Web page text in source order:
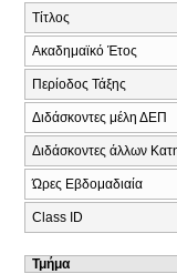
Τίτλος
Ακαδημαϊκό Έτος
Περίοδος Τάξης
Διδάσκοντες μέλη ΔΕΠ
Διδάσκοντες άλλων
Ώρες Εβδομαδιαία
Class ID
Τμήμα